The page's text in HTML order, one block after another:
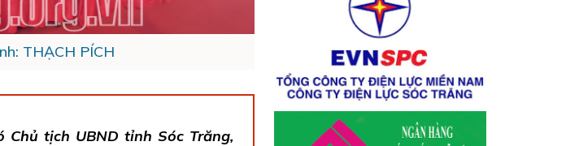
THẠCH PÍCH
tịch UBND tỉnh Sóc Trăng,